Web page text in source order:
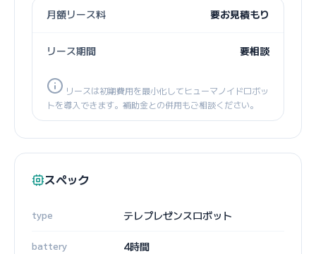
月額リース料 要お見積もり
リース期間 要相談
リースは初期費用を最小化してヒューマノイドロボッ
トを導入できます。補助金との併用もご相談ください。
スペック
type テレプレゼンスロボット
battery 4時間